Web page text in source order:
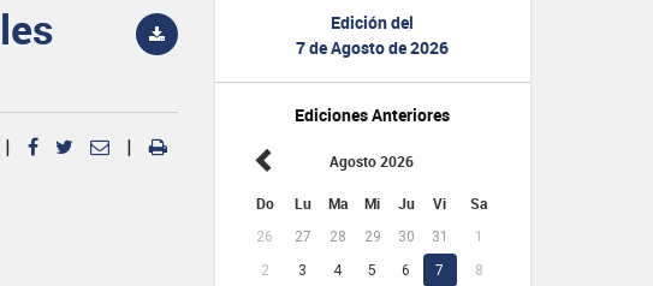
Edición del
7 de Agosto de 2026
Ediciones Anteriores
Agosto 2026
Do Lu Ma Mi Ju Vi Sa
26 27 28 29 30 31
1
2
3 4 5 6 7
8
| |